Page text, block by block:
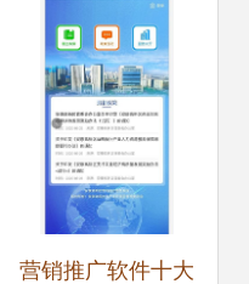
与推广服务迎来新
篇章
营销推广软件十大